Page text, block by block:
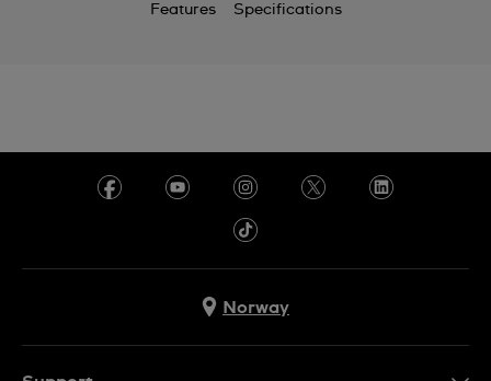
Features Specifications
Norway